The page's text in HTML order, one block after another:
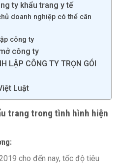
ty khẩu trang y tế
doanh nghiệp có thể cân
công ty
công ty
LẬP CÔNG TY TRỌN GÓI
Luật
trang trong tình hình hiện
cho đến nay, tốc độ tiêu